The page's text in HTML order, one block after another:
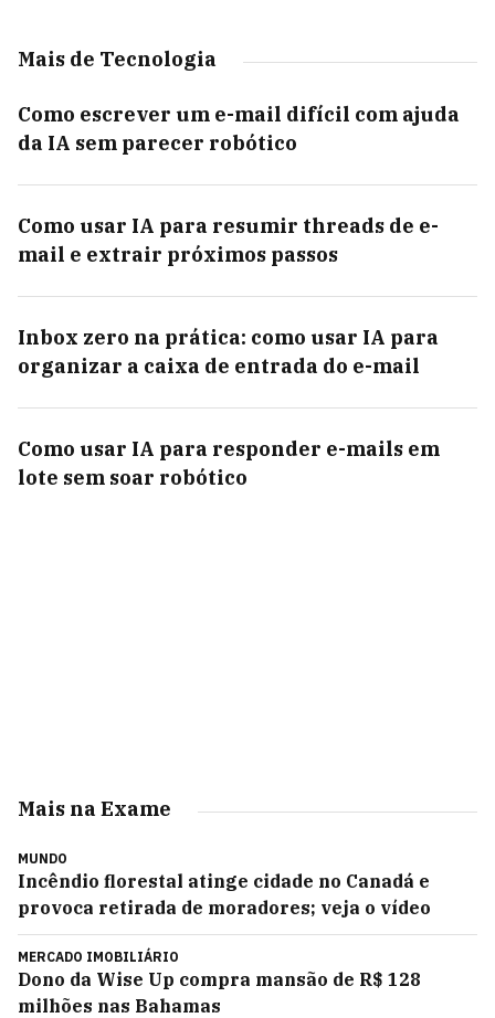
Mais de Tecnologia
Como escrever um e-mail difícil com ajuda
da IA sem parecer robótico
Como usar IA para resumir threads de e-
mail e extrair próximos passos
Inbox zero na prática: como usar IA para
organizar a caixa de entrada do e-mail
Como usar IA para responder e-mails em
lote sem soar robótico
Mais na Exame
MUNDO
Incêndio florestal atinge cidade no Canadá e
provoca retirada de moradores; veja o vídeo
MERCADO IMOBILIÁRIO
Dono da Wise Up compra mansão de R$ 128
milhões nas Bahamas